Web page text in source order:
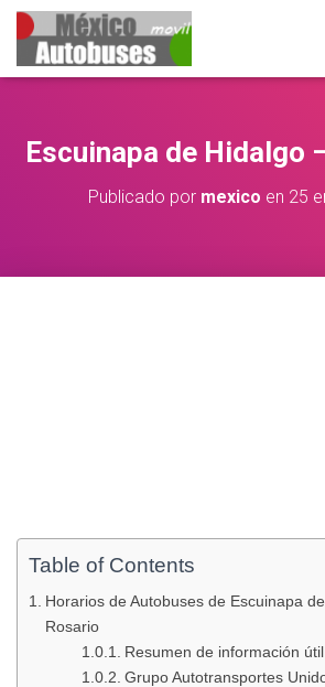
Escuinapa de Hidalgo
Publicado por mexico en 25
Table of Contents
Horarios de Autobuses de Escuinapa
Rosario
Resumen de información
Grupo Autotransportes